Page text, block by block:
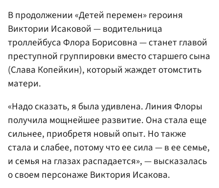
В продолжении «Детей перемен» героиня
Виктории Исаковой — водительница
троллейбуса Флора Борисовна — станет главой
преступной группировки вместо старшего сына
(Слава Копейкин), который жаждет отомстить
матери.
«Надо сказать, я была удивлена. Линия Флоры
получила мощнейшее развитие. Она стала еще
сильнее, приобретя новый опыт. Но также
стала и слабее, потому что ее сила — в ее семье,
и семья на глазах распадается», — высказалась
о своем персонаже Виктория Исакова.